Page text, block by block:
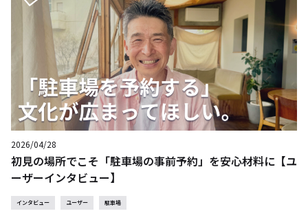
2026/04/28
初見の場所でこそ「駐車場の事前予約」を安心材料に【ユ
ーザーインタビュー】
インタビュー ユーザー 駐車場